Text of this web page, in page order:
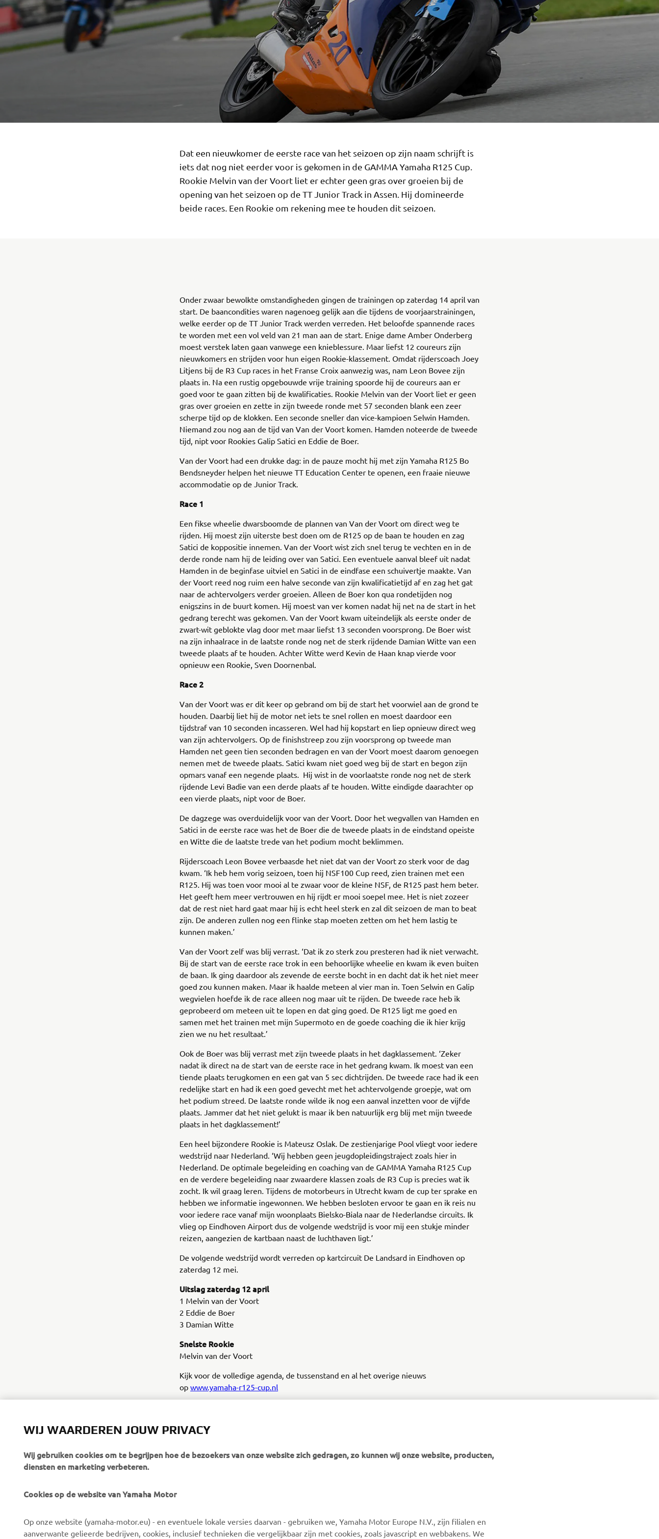
Dat een nieuwkomer de eerste race van het seizoen op zijn naam schrijft is
iets dat nog niet eerder voor is gekomen in de GAMMA Yamaha R125 Cup.
Rookie Melvin van der Voort liet er echter geen gras over groeien bij de
opening van het seizoen op de TT Junior Track in Assen. Hij domineerde
beide races. Een Rookie om rekening mee te houden dit seizoen.
Onder zwaar bewolkte omstandigheden gingen de trainingen op zaterdag 14 april van
start. De baancondities waren nagenoeg gelijk aan die tijdens de voorjaarstrainingen,
welke eerder op de TT Junior Track werden verreden. Het beloofde spannende races
te worden met een vol veld van 21 man aan de start. Enige dame Amber Onderberg
moest verstek laten gaan vanwege een knieblessure. Maar liefst 12 coureurs zijn
nieuwkomers en strijden voor hun eigen Rookie-klassement. Omdat rijderscoach Joey
Litjens bij de R3 Cup races in het Franse Croix aanwezig was, nam Leon Bovee zijn
plaats in. Na een rustig opgebouwde vrije training spoorde hij de coureurs aan er
goed voor te gaan zitten bij de kwalificaties. Rookie Melvin van der Voort liet er geen
gras over groeien en zette in zijn tweede ronde met 57 seconden blank een zeer
scherpe tijd op de klokken. Een seconde sneller dan vice-kampioen Selwin Hamden.
Niemand zou nog aan de tijd van Van der Voort komen. Hamden noteerde de tweede
tijd, nipt voor Rookies Galip Satici en Eddie de Boer.
Van der Voort had een drukke dag: in de pauze mocht hij met zijn Yamaha R125 Bo
Bendsneyder helpen het nieuwe TT Education Center te openen, een fraaie nieuwe
accommodatie op de Junior Track.
Race 1
Een fikse wheelie dwarsboomde de plannen van Van der Voort om direct weg te
rijden. Hij moest zijn uiterste best doen om de R125 op de baan te houden en zag
Satici de koppositie innemen. Van der Voort wist zich snel terug te vechten en in de
derde ronde nam hij de leiding over van Satici. Een eventuele aanval bleef uit nadat
Hamden in de beginfase uitviel en Satici in de eindfase een schuivertje maakte. Van
der Voort reed nog ruim een halve seconde van zijn kwalificatietijd af en zag het gat
naar de achtervolgers verder groeien. Alleen de Boer kon qua rondetijden nog
enigszins in de buurt komen. Hij moest van ver komen nadat hij net na de start in het
gedrang terecht was gekomen. Van der Voort kwam uiteindelijk als eerste onder de
zwart-wit geblokte vlag door met maar liefst 13 seconden voorsprong. De Boer wist
na zijn inhaalrace in de laatste ronde nog net de sterk rijdende Damian Witte van een
tweede plaats af te houden. Achter Witte werd Kevin de Haan knap vierde voor
opnieuw een Rookie, Sven Doornenbal.
Race 2
Van der Voort was er dit keer op gebrand om bij de start het voorwiel aan de grond te
houden. Daarbij liet hij de motor net iets te snel rollen en moest daardoor een
tijdstraf van 10 seconden incasseren. Wel had hij kopstart en liep opnieuw direct weg
van zijn achtervolgers. Op de finishstreep zou zijn voorsprong op tweede man
Hamden net geen tien seconden bedragen en van der Voort moest daarom genoegen
nemen met de tweede plaats. Satici kwam niet goed weg bij de start en begon zijn
opmars vanaf een negende plaats. Hij wist in de voorlaatste ronde nog net de sterk
rijdende Levi Badie van een derde plaats af te houden. Witte eindigde daarachter op
een vierde plaats, nipt voor de Boer.
De dagzege was overduidelijk voor van der Voort. Door het wegvallen van Hamden en
Satici in de eerste race was het de Boer die de tweede plaats in de eindstand opeiste
en Witte die de laatste trede van het podium mocht beklimmen.
Rijderscoach Leon Bovee verbaasde het niet dat van der Voort zo sterk voor de dag
kwam. ‘Ik heb hem vorig seizoen, toen hij NSF100 Cup reed, zien trainen met een
R125. Hij was toen voor mooi al te zwaar voor de kleine NSF, de R125 past hem beter.
Het geeft hem meer vertrouwen en hij rijdt er mooi soepel mee. Het is niet zozeer
dat de rest niet hard gaat maar hij is echt heel sterk en zal dit seizoen de man to beat
zijn. De anderen zullen nog een flinke stap moeten zetten om het hem lastig te
kunnen maken.’
Van der Voort zelf was blij verrast. ‘Dat ik zo sterk zou presteren had ik niet verwacht.
Bij de start van de eerste race trok in een behoorlijke wheelie en kwam ik even buiten
de baan. Ik ging daardoor als zevende de eerste bocht in en dacht dat ik het niet meer
goed zou kunnen maken. Maar ik haalde meteen al vier man in. Toen Selwin en Galip
wegvielen hoefde ik de race alleen nog maar uit te rijden. De tweede race heb ik
geprobeerd om meteen uit te lopen en dat ging goed. De R125 ligt me goed en
samen met het trainen met mijn Supermoto en de goede coaching die ik hier krijg
zien we nu het resultaat.’
Ook de Boer was blij verrast met zijn tweede plaats in het dagklassement. ‘Zeker
nadat ik direct na de start van de eerste race in het gedrang kwam. Ik moest van een
tiende plaats terugkomen en een gat van 5 sec dichtrijden. De tweede race had ik een
redelijke start en had ik een goed gevecht met het achtervolgende groepje, wat om
het podium streed. De laatste ronde wilde ik nog een aanval inzetten voor de vijfde
plaats. Jammer dat het niet gelukt is maar ik ben natuurlijk erg blij met mijn tweede
plaats in het dagklassement!’
Een heel bijzondere Rookie is Mateusz Oslak. De zestienjarige Pool vliegt voor iedere
wedstrijd naar Nederland. ‘Wij hebben geen jeugdopleidingstraject zoals hier in
Nederland. De optimale begeleiding en coaching van de GAMMA Yamaha R125 Cup
en de verdere begeleiding naar zwaardere klassen zoals de R3 Cup is precies wat ik
zocht. Ik wil graag leren. Tijdens de motorbeurs in Utrecht kwam de cup ter sprake en
hebben we informatie ingewonnen. We hebben besloten ervoor te gaan en ik reis nu
voor iedere race vanaf mijn woonplaats Bielsko-Biala naar de Nederlandse circuits. Ik
vlieg op Eindhoven Airport dus de volgende wedstrijd is voor mij een stukje minder
reizen, aangezien de kartbaan naast de luchthaven ligt.’
De volgende wedstrijd wordt verreden op kartcircuit De Landsard in Eindhoven op
zaterdag 12 mei.
Uitslag zaterdag 12 april
1 Melvin van der Voort
2 Eddie de Boer
3 Damian Witte
Snelste Rookie
Melvin van der Voort
Kijk voor de volledige agenda, de tussenstand en al het overige nieuws
op www.yamaha-r125-cup.nl
CORPORATE
Over ons
VOOR BEDRIJVEN
eBike systemen
MyYamaha
Webshop-ondersteuning
Wees de eerste die meer te weten komt over de nieuwste
deals, speciale evenementen, nieuwe producten en nog veel
WIJ WAARDEREN JOUW PRIVACY
Wij gebruiken cookies om te begrijpen hoe de bezoekers van onze website zich gedragen, zo kunnen wij onze website, producten,
diensten en marketing verbeteren.
Cookies op de website van Yamaha Motor
Op onze website (yamaha-motor.eu) - en eventuele lokale versies daarvan - gebruiken we, Yamaha Motor Europe N.V., zijn filialen en
aanverwante gelieerde bedrijven, cookies, inclusief technieken die vergelijkbaar zijn met cookies, zoals javascript en webbakens. We